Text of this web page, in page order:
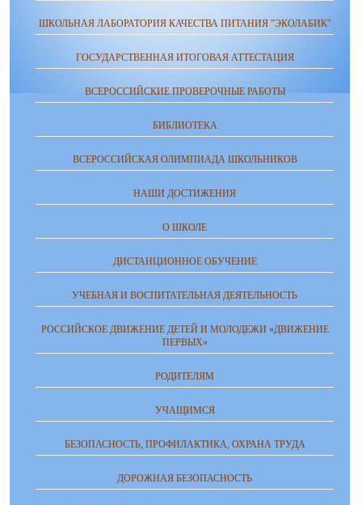
ШКОЛЬНАЯ ЛАБОРАТОРИЯ КАЧЕСТВА ПИТАНИЯ "ЭКОЛАБИК"
ГОСУДАРСТВЕННАЯ ИТОГОВАЯ АТТЕСТАЦИЯ
ВСЕРОССИЙСКИЕ ПРОВЕРОЧНЫЕ РАБОТЫ
БИБЛИОТЕКА
ВСЕРОССИЙСКАЯ ОЛИМПИАДА ШКОЛЬНИКОВ
НАШИ ДОСТИЖЕНИЯ
О ШКОЛЕ
ДИСТАНЦИОННОЕ ОБУЧЕНИЕ
УЧЕБНАЯ И ВОСПИТАТЕЛЬНАЯ ДЕЯТЕЛЬНОСТЬ
РОССИЙСКОЕ ДВИЖЕНИЕ ДЕТЕЙ И МОЛОДЕЖИ «ДВИЖЕНИЕ
ПЕРВЫХ»
РОДИТЕЛЯМ
УЧАЩИМСЯ
БЕЗОПАСНОСТЬ, ПРОФИЛАКТИКА, ОХРАНА ТРУДА
ДОРОЖНАЯ БЕЗОПАСНОСТЬ